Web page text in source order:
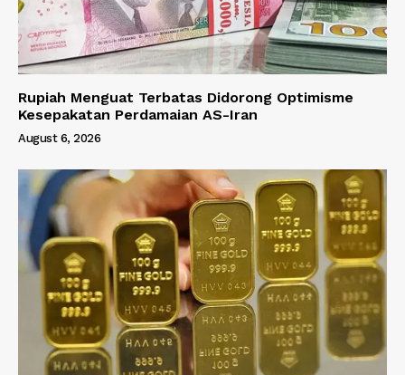
Rupiah Menguat Terbatas Didorong Optimisme
Kesepakatan Perdamaian AS-Iran
August 6, 2026